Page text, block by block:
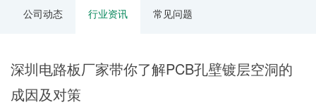
公司动态 行业资讯 常见问题
深圳电路板厂家带你了解PCB孔壁镀层空洞的
成因及对策